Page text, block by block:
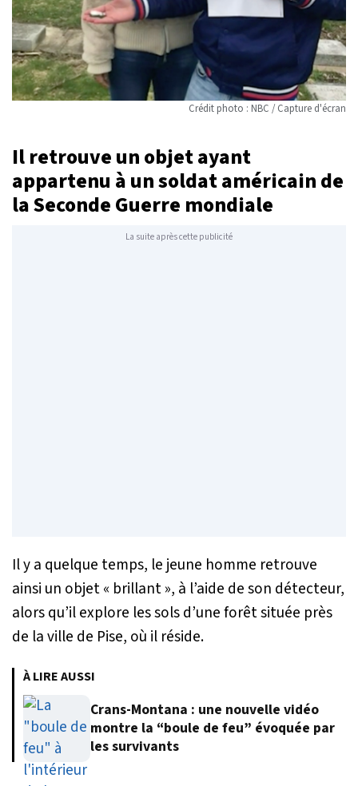
Crédit photo : NBC / Capture d'écran
Il retrouve un objet ayant
appartenu à un soldat américain de
la Seconde Guerre mondiale
La suite après cette publicité
Il y a quelque temps, le jeune homme retrouve
ainsi un objet « brillant», à l’aide de son détecteur,
alors qu’il explore les sols d’une forêt située près
de la ville de Pise, où il réside.
À LIRE AUSSI
Crans-Montana : une nouvelle vidéo
montre la “boule de feu” évoquée par
les survivants